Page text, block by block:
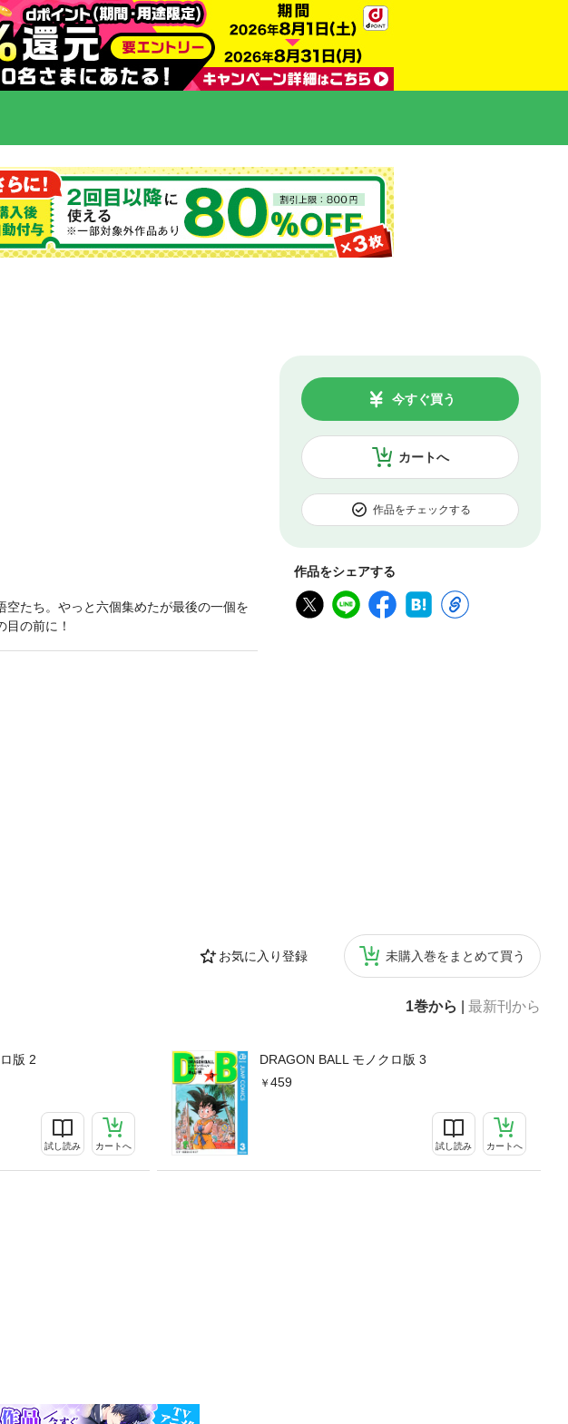
カートへ
今すぐ買う
作品をチェックする
作品をシェアする
お気に入り登録 未購入巻をまとめて買う
1巻から 最新刊から
版 2
試し読み カートへ
DRAGON BALL モノクロ版 3
459
試し読み カートへ
たち。やっと六個集めたが最後の一個を
の前に！